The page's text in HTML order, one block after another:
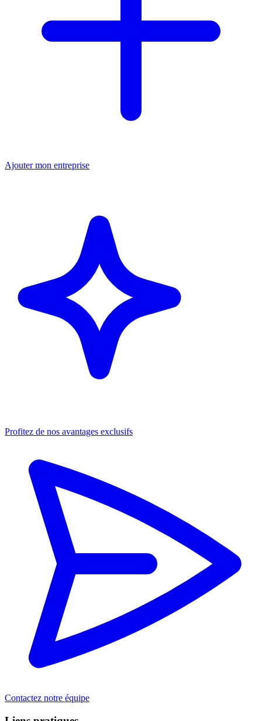
Ajouter mon entreprise
Profitez de nos avantages exclusifs
Contactez notre équipe